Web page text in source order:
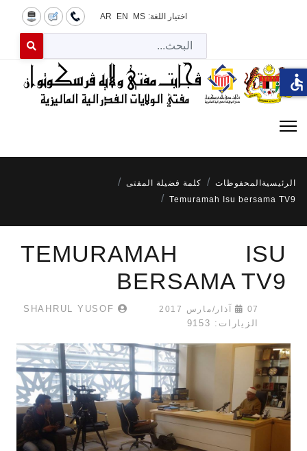
اختيار اللغة: MS
EN
AR
for results.
الرئيسية المحفوظات
كلمة فضيلة المفتى
Temuramah Isu bersama TV9
TEMURAMAH ISU
BERSAMA TV9
07 آذار/مارس 2017
SHAHRUL YUSOF
الزيارات: 9153
accessible